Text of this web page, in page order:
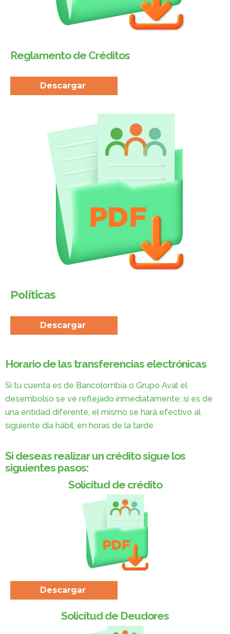
Reglamento de Créditos
Descargar
Políticas
Descargar
Horario de las transferencias electrónicas
Si tu cuenta es de Bancolombia o Grupo Aval el
desembolso se ve reflejado inmediatamente; si es de
una entidad diferente, el mismo se hará efectivo al
siguiente día hábil, en horas de la tarde.
Si deseas realizar un crédito sigue los
siguientes pasos:
Solicitud de crédito
Descargar
Solicitud de Deudores